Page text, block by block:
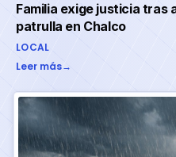
Familia exige justicia tras
patrulla en Chalco
LOCAL
Leer más→